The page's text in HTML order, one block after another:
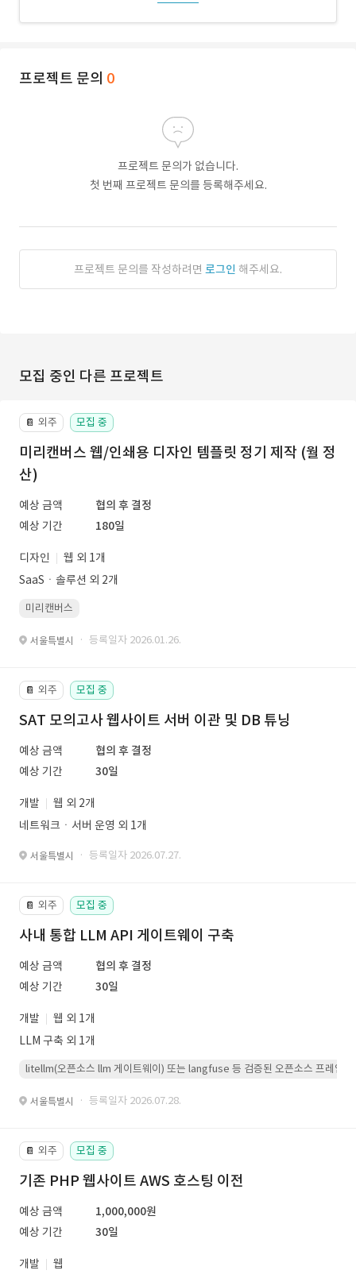
프로젝트 문의 0
프로젝트 문의가 없습니다.
첫 번째 프로젝트 문의를 등록해주세요.
프로젝트 문의를 작성하려면 로그인 해주세요.
모집 중인 다른 프로젝트
📔 외주 모집 중
미리캔버스 웹/인쇄용 디자인 템플릿 정기 제작 (월 정
산)
예상 금액
협의 후 결정
예상 기간
180일
디자인
웹 외 1개
SaaSㆍ솔루션 외 2개
미리캔버스
서울특별시 · 등록일자 2026.01.26.
📔 외주 모집 중
SAT 모의고사 웹사이트 서버 이관 및 DB 튜닝
예상 금액
협의 후 결정
예상 기간
30일
개발
웹 외 2개
네트워크ㆍ서버 운영 외 1개
서울특별시 · 등록일자 2026.07.27.
📔 외주 모집 중
사내 통합 LLM API 게이트웨이 구축
예상 금액
협의 후 결정
예상 기간
30일
개발
웹 외 1개
LLM 구축 외 1개
litellm(오픈소스 llm 게이트웨이) 또는 langfuse 등 검증된 오픈소스 프레임워
서울특별시 · 등록일자 2026.07.28.
📔 외주 모집 중
기존 PHP 웹사이트 AWS 호스팅 이전
예상 금액
1,000,000원
예상 기간
30일
개발
웹